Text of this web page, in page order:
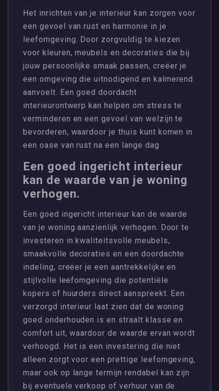
Het inrichten van je interieur kan zorgen voor
een gevoel van rust en harmonie in je
leefomgeving. Door zorgvuldig te kiezen
voor kleuren, meubels en decoraties die bij
jouw persoonlijke smaak passen, creëer je
een omgeving die uitnodigend en kalmerend
aanvoelt. Een goed doordacht
interieurontwerp kan helpen om stress te
verminderen en een gevoel van welzijn te
bevorderen, waardoor je thuis kunt komen in
een oase van rust na een lange dag.
Een goed ingericht interieur
kan de waarde van je woning
verhogen.
Een goed ingericht interieur kan de waarde
van je woning aanzienlijk verhogen. Door te
investeren in kwaliteitsvolle meubels,
smaakvolle decoraties en een doordachte
indeling, creëer je een aantrekkelijke en
stijlvolle leefomgeving die potentiële
kopers of huurders direct aanspreekt. Een
verzorgd interieur laat zien dat de woning
goed onderhouden is en straalt klasse en
comfort uit, waardoor de waarde ervan wordt
verhoogd. Het is een investering die niet
alleen zorgt voor een prettige leefomgeving,
maar ook op lange termijn rendabel kan zijn
bij eventuele verkoop of verhuur van de